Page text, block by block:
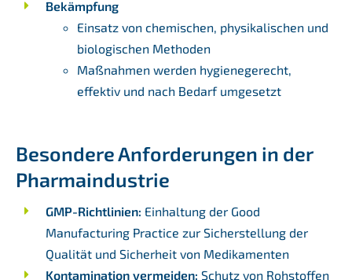
Bekämpfung
Einsatz von chemischen, physikalischen und
biologischen Methoden
Maßnahmen werden hygienegerecht,
effektiv und nach Bedarf umgesetzt
Besondere Anforderungen in der
Pharmaindustrie
GMP-Richtlinien: Einhaltung der Good
Manufacturing Practice zur Sicherstellung der
Qualität und Sicherheit von Medikamenten
Kontamination vermeiden: Schutz von Rohstoffen